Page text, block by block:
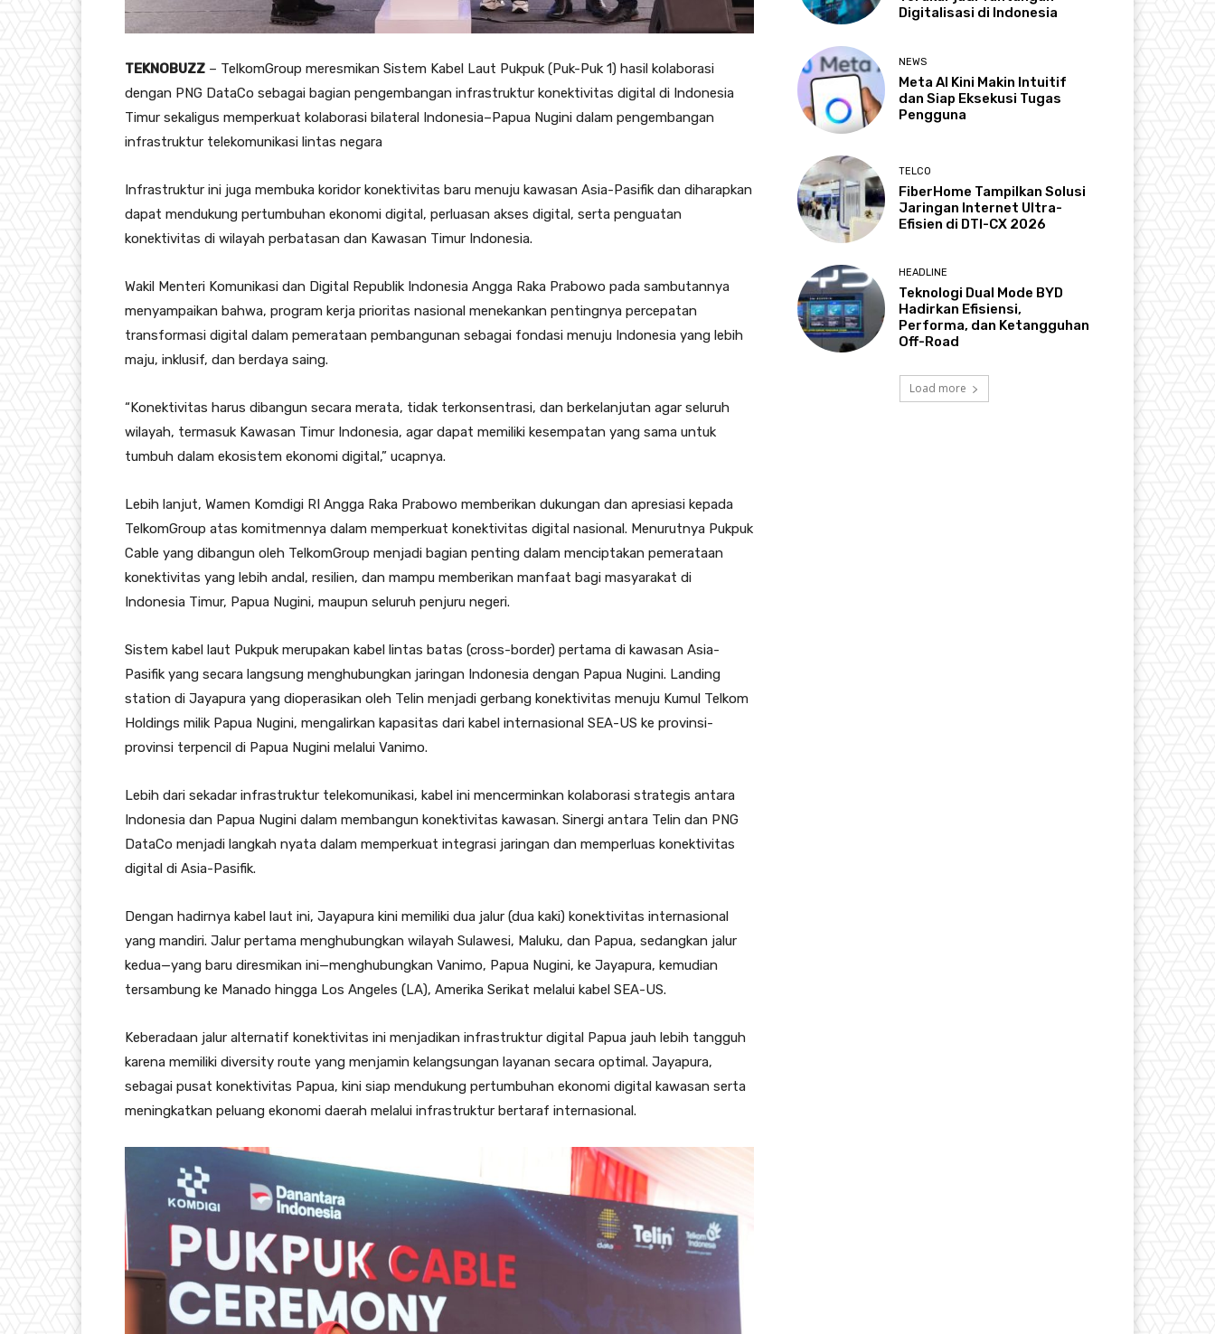
TEKNOBUZZ – TelkomGroup meresmikan Sistem Kabel Laut Pukpuk (Puk-Puk 1) hasil kolaborasi
dengan PNG DataCo sebagai bagian pengembangan infrastruktur konektivitas digital di Indonesia
Timur sekaligus memperkuat kolaborasi bilateral Indonesia–Papua Nugini dalam pengembangan
infrastruktur telekomunikasi lintas negara
Infrastruktur ini juga membuka koridor konektivitas baru menuju kawasan Asia-Pasifik dan diharapkan
dapat mendukung pertumbuhan ekonomi digital, perluasan akses digital, serta penguatan
konektivitas di wilayah perbatasan dan Kawasan Timur Indonesia.
Wakil Menteri Komunikasi dan Digital Republik Indonesia Angga Raka Prabowo pada sambutannya
menyampaikan bahwa, program kerja prioritas nasional menekankan pentingnya percepatan
transformasi digital dalam pemerataan pembangunan sebagai fondasi menuju Indonesia yang lebih
maju, inklusif, dan berdaya saing.
“Konektivitas harus dibangun secara merata, tidak terkonsentrasi, dan berkelanjutan agar seluruh
wilayah, termasuk Kawasan Timur Indonesia, agar dapat memiliki kesempatan yang sama untuk
tumbuh dalam ekosistem ekonomi digital,” ucapnya.
Lebih lanjut, Wamen Komdigi RI Angga Raka Prabowo memberikan dukungan dan apresiasi kepada
TelkomGroup atas komitmennya dalam memperkuat konektivitas digital nasional. Menurutnya Pukpuk
Cable yang dibangun oleh TelkomGroup menjadi bagian penting dalam menciptakan pemerataan
konektivitas yang lebih andal, resilien, dan mampu memberikan manfaat bagi masyarakat di
Indonesia Timur, Papua Nugini, maupun seluruh penjuru negeri.
Sistem kabel laut Pukpuk merupakan kabel lintas batas (cross-border) pertama di kawasan Asia-
Pasifik yang secara langsung menghubungkan jaringan Indonesia dengan Papua Nugini. Landing
station di Jayapura yang dioperasikan oleh Telin menjadi gerbang konektivitas menuju Kumul Telkom
Holdings milik Papua Nugini, mengalirkan kapasitas dari kabel internasional SEA-US ke provinsi-
provinsi terpencil di Papua Nugini melalui Vanimo.
Lebih dari sekadar infrastruktur telekomunikasi, kabel ini mencerminkan kolaborasi strategis antara
Indonesia dan Papua Nugini dalam membangun konektivitas kawasan. Sinergi antara Telin dan PNG
DataCo menjadi langkah nyata dalam memperkuat integrasi jaringan dan memperluas konektivitas
digital di Asia-Pasifik.
Dengan hadirnya kabel laut ini, Jayapura kini memiliki dua jalur (dua kaki) konektivitas internasional
yang mandiri. Jalur pertama menghubungkan wilayah Sulawesi, Maluku, dan Papua, sedangkan jalur
kedua—yang baru diresmikan ini—menghubungkan Vanimo, Papua Nugini, ke Jayapura, kemudian
tersambung ke Manado hingga Los Angeles (LA), Amerika Serikat melalui kabel SEA-US.
Keberadaan jalur alternatif konektivitas ini menjadikan infrastruktur digital Papua jauh lebih tangguh
karena memiliki diversity route yang menjamin kelangsungan layanan secara optimal. Jayapura,
sebagai pusat konektivitas Papua, kini siap mendukung pertumbuhan ekonomi digital kawasan serta
meningkatkan peluang ekonomi daerah melalui infrastruktur bertaraf internasional.
Digitalisasi di Indonesia
NEWS
Meta AI Kini Makin Intuitif
dan Siap Eksekusi Tugas
Pengguna
TELCO
FiberHome Tampilkan Solusi
Jaringan Internet Ultra-
Efisien di DTI-CX 2026
HEADLINE
Teknologi Dual Mode BYD
Hadirkan Efisiensi,
Performa, dan Ketangguhan
Off-Road
Load more